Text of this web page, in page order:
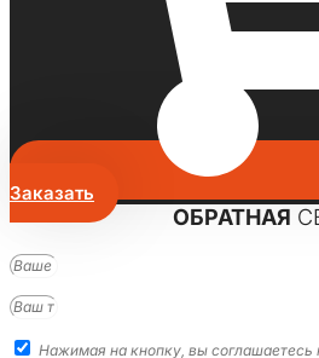
Заказать
ОБРАТНАЯ
Нажимая на кнопку, вы соглашаетесь